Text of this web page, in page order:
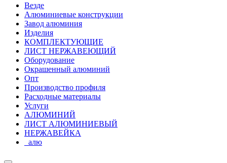
Везде
Алюминиевые конструкции
Завод алюминия
Изделия
КОМПЛЕКТУЮЩИЕ
ЛИСТ НЕРЖАВЕЮЩИЙ
Оборудование
Окрашенный алюминий
Опт
Производство профиля
Расходные материалы
Услуги
АЛЮМИНИЙ
ЛИСТ АЛЮМИНИЕВЫЙ
НЕРЖАВЕЙКА
_алю